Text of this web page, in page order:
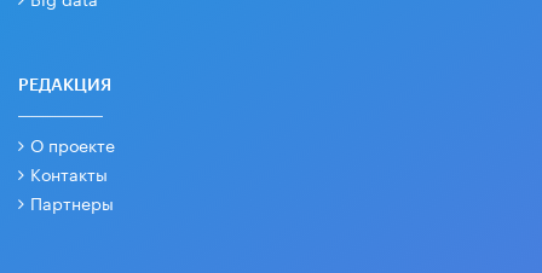
РЕДАКЦИЯ
О проекте
Контакты
Партнеры